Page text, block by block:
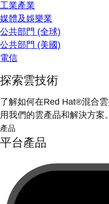
工業產業
媒體及娛樂業
公共部門 (全球)
公共部門 (美國)
電信
探索雲技術
了解如何在Red Hat®混合
用我們的雲產品和解決方案。
產品
平台產品